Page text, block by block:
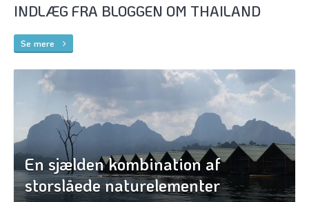
INDLÆG FRA BLOGGEN OM THAILAND
Se mere
En sjælden kombination af
storslåede naturelementer